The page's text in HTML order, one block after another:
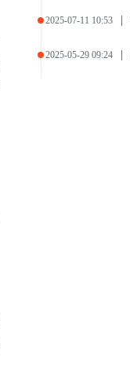
2025-07-11 10:53
2025-05-29 09:24